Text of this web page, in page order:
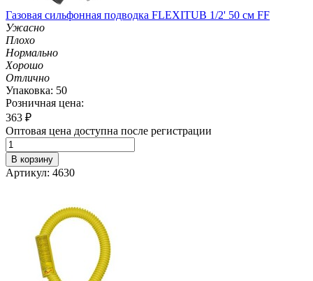
Газовая сильфонная подводка FLEXITUB 1/2' 50 см FF
Ужасно
Плохо
Нормально
Хорошо
Отлично
Упаковка: 50
Розничная цена:
363 ₽
Оптовая цена доступна после регистрации
В корзину
Артикул: 4630